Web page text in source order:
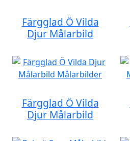
Färgglad Ö Vilda
Djur Målarbild
Färgglad Ö Vilda
Djur Målarbild